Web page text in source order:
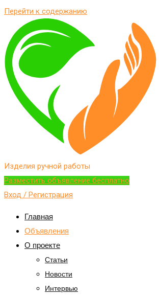
Перейти к содержанию
Изделия ручной работы
Разместить объявление бесплатно
Вход / Регистрация
Главная
Объявления
О проекте
Статьи
Новости
Интервью